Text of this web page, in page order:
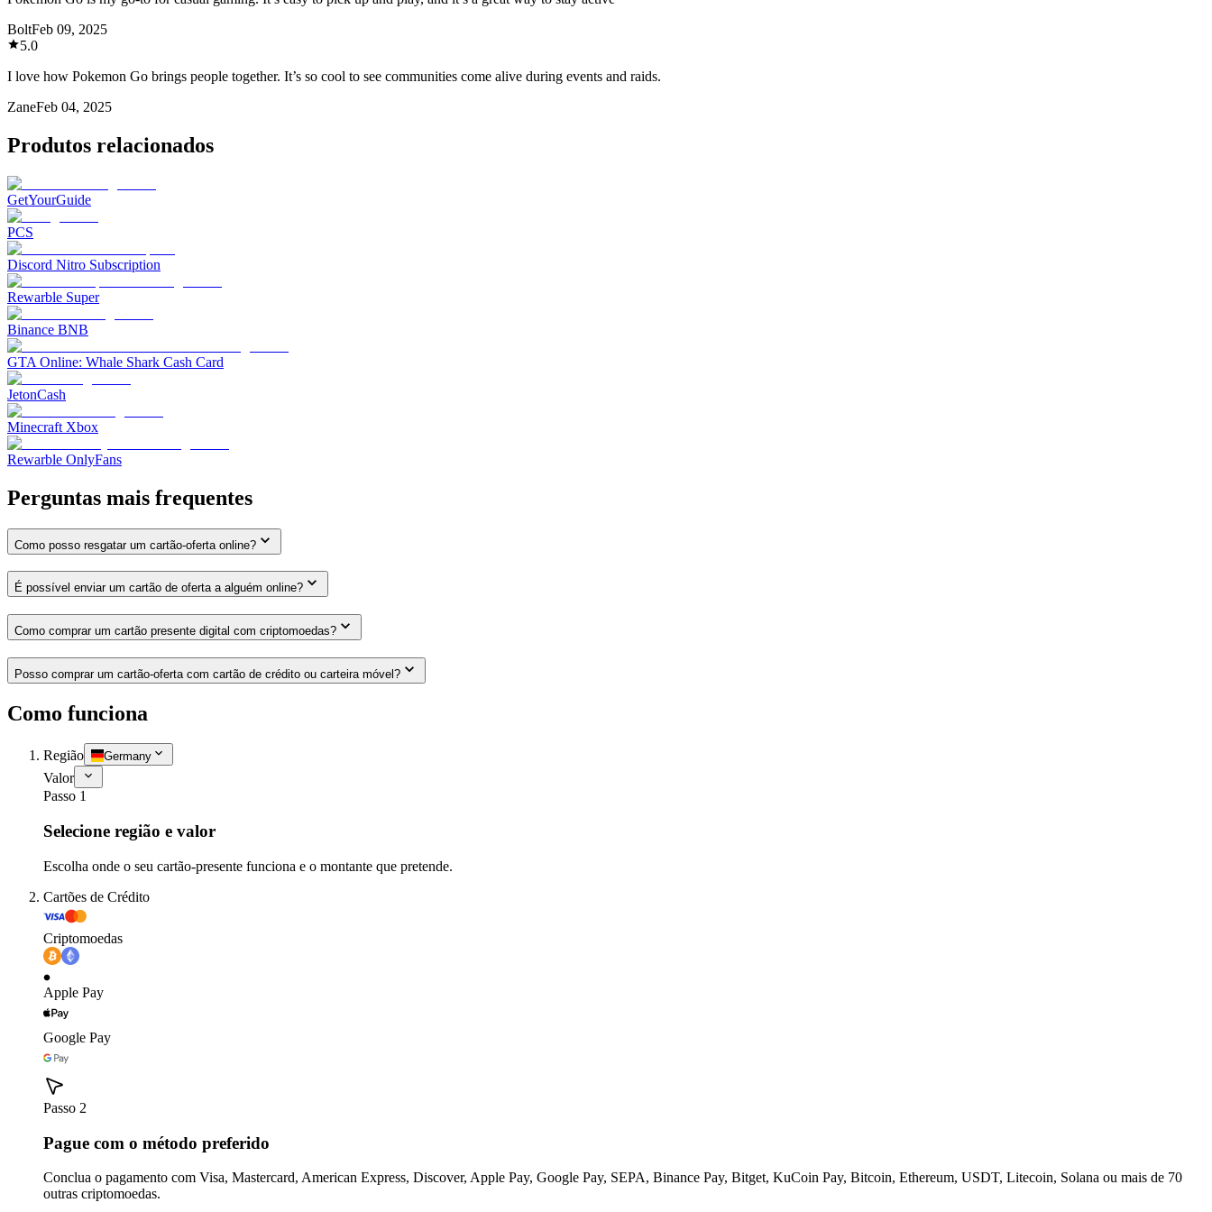
BoltFeb 09, 2025
5.0
I love how Pokemon Go brings people together. It’s so cool to see communities come alive during events and raids.
ZaneFeb 04, 2025
Produtos relacionados
GetYourGuide
PCS
Discord Nitro Subscription
Rewarble Super
Binance BNB
GTA Online: Whale Shark Cash Card
JetonCash
Minecraft Xbox
Rewarble OnlyFans
Perguntas mais frequentes
Como posso resgatar um cartão-oferta online?
É possível enviar um cartão de oferta a alguém online?
Como comprar um cartão presente digital com criptomoedas?
Posso comprar um cartão-oferta com cartão de crédito ou carteira móvel?
Como funciona
Região Germany
Valor
Passo 1
Selecione região e valor
Escolha onde o seu cartão-presente funciona e o montante que pretende.
Cartões de Crédito
Criptomoedas
Apple Pay
Google Pay
Passo 2
Pague com o método preferido
Conclua o pagamento com Visa, Mastercard, American Express, Discover, Apple Pay, Google Pay, SEPA, Binance Pay, Bitget, KuCoin Pay, Bitcoin, Ethereum, USDT, Litecoin, Solana ou mais de 70
outras criptomoedas.